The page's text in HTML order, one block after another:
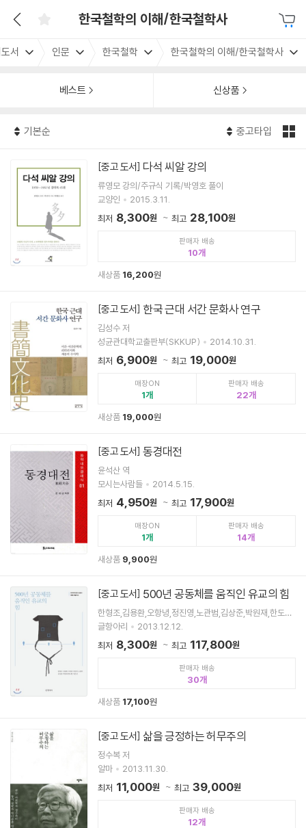
한국철학의 이해/한국철학사
서 인문 한국철학 한국철학의 이해/한국철학사
베스트 신상품
기본순 중고타입
[중고 도서] 다석 씨알 강의
류영모 강의/주규식 기록/박영호 풀이
교양인
2015.3.11.
최저 8,300원 최고 28,100원
판매자 배송
10
새상품 16,200원
[중고 도서] 한국 근대 서간 문화사 연구
김성수 저
성균관대학교출판부(SKKUP)
2014.10.31.
최저 6,900원 최고 19,000원
매장ON
1
판매자 배송
22
새상품 19,000원
[중고 도서] 동경대전
윤석산 역
모시는사람들
2014.5.15.
최저 4,950원 최고 17,900원
매장ON
1
판매자 배송
14
새상품 9,900원
[중고 도서] 500년 공동체를 움직인 유교의 힘
한형조,김용환,오항녕,정진영,노관범,김상준,박원재,한도현,
이은선 공저
글항아리
2013.12.12.
최저 8,300원 최고 117,800원
판매자 배송
30
새상품 17,100원
[중고 도서] 삶을 긍정하는 허무주의
정수복 저
알마
2013.11.30.
최저 11,000원 최고 39,000원
판매자 배송
12